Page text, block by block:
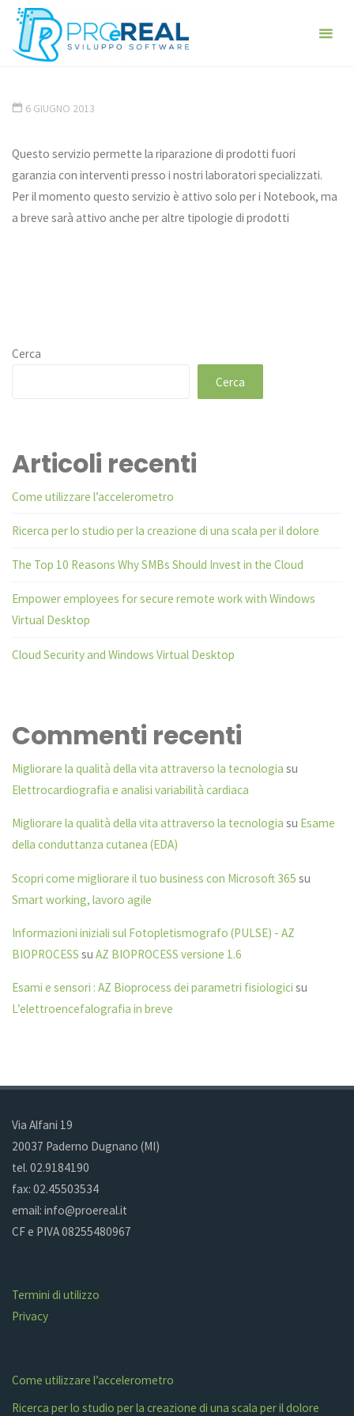
Skip
content
GESTIONE
ProeReal servizi: riparazione in
laboratorio
6 GIUGNO 2013
Questo servizio permette la riparazione di prodotti fuori
garanzia con interventi presso i nostri laboratori specializzati.
Per il momento questo servizio è attivo solo per i Notebook, ma
a breve sarà attivo anche per altre tipologie di prodotti
Cerca
Cerca
Articoli recenti
Come utilizzare l’accelerometro
Ricerca per lo studio per la creazione di una scala per il dolore
The Top 10 Reasons Why SMBs Should Invest in the Cloud
Empower employees for secure remote work with Windows
Virtual Desktop
Cloud Security and Windows Virtual Desktop
Commenti recenti
Migliorare la qualità della vita attraverso la tecnologia su
Elettrocardiografia e analisi variabilità cardiaca
Migliorare la qualità della vita attraverso la tecnologia su Esame
della conduttanza cutanea (EDA)
Scopri come migliorare il tuo business con Microsoft 365 su
Smart working, lavoro agile
Informazioni iniziali sul Fotopletismografo (PULSE) - AZ
BIOPROCESS suAZ BIOPROCESS versione 1.6
Esami e sensori : AZ Bioprocess dei parametri fisiologici su
L’elettroencefalografia in breve
Via Alfani 19
20037 Paderno Dugnano (MI)
tel. 02.9184190
fax: 02.45503534
email: info@proereal.it
CF e PIVA 08255480967
Termini di utilizzo
Privacy
Come utilizzare l’accelerometro
Ricerca per lo studio per la creazione di una scala per il dolore